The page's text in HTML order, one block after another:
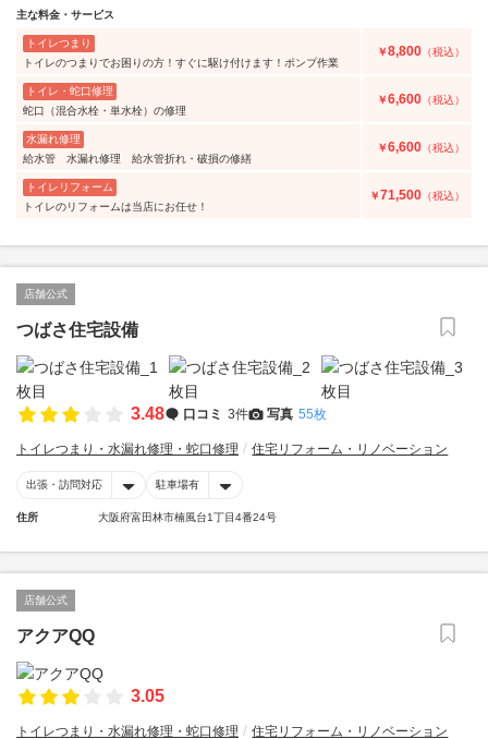
主な料金・サービス
トイレつまり
トイレのつまりでお困りの方！すぐに駆け付けます！ポンプ作業
￥8,800 （税込）
トイレ・蛇口修理
蛇口（混合水栓・単水栓）の修理
￥6,600 （税込）
水漏れ修理
給水管 水漏れ修理 給水管折れ・破損の修繕
￥6,600 （税込）
トイレリフォーム
トイレのリフォームは当店にお任せ！
￥71,500 （税込）
店舗公式
つばさ住宅設備
3.48 口コミ 3件 写真 55枚
トイレつまり・水漏れ修理・蛇口修理 住宅リフォーム・リノベーション
出張・訪問対応 駐車場有
住所 大阪府富田林市楠風台1丁目4番24号
店舗公式
アクアQQ
3.05
トイレつまり・水漏れ修理・蛇口修理 住宅リフォーム・リノベーション